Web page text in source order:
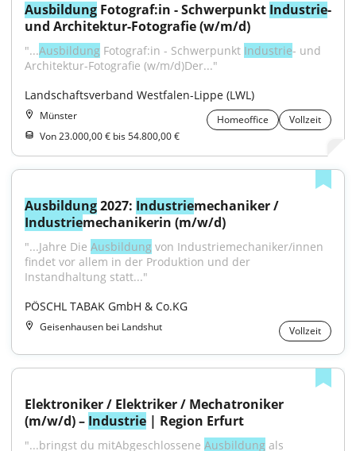
Ausbildung Fotograf:in - Schwerpunkt Industrie-
und Architektur-Fotografie (w/m/d)
"...Ausbildung Fotograf:in - Schwerpunkt Industrie- und
Architektur-Fotografie (w/m/d)Der..."
Landschaftsverband Westfalen-Lippe (LWL)
Münster Homeoffice
Vollzeit
Von 23.000,00 € bis 54.800,00 €
Ausbildung 2027: Industrie
Industriemechanikerin (m/w/d)
"...Jahre Die Ausbildung von Industriemechaniker/innen
findet vor allem in der Produktion und der
Instandhaltung statt..."
PÖSCHL TABAK GmbH & Co.KG
Geisenhausen bei Landshut Vollzeit
Elektroniker / Elektriker / Mechatroniker
(m/w/d) – Industrie | Region Erfurt
"...bringst du mitAbgeschlossene Ausbildung als